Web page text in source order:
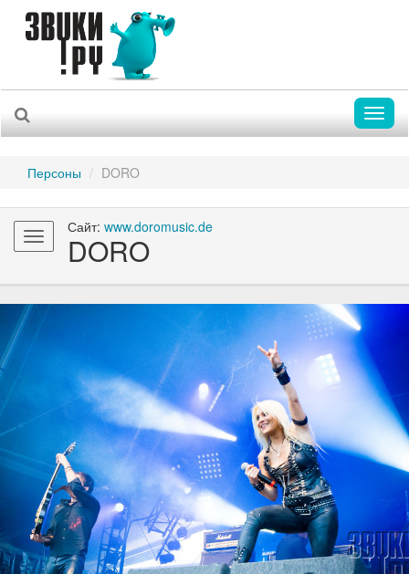
Персоны DORO
Toggle
navigation
Сайт: www.doromusic.de
DORO